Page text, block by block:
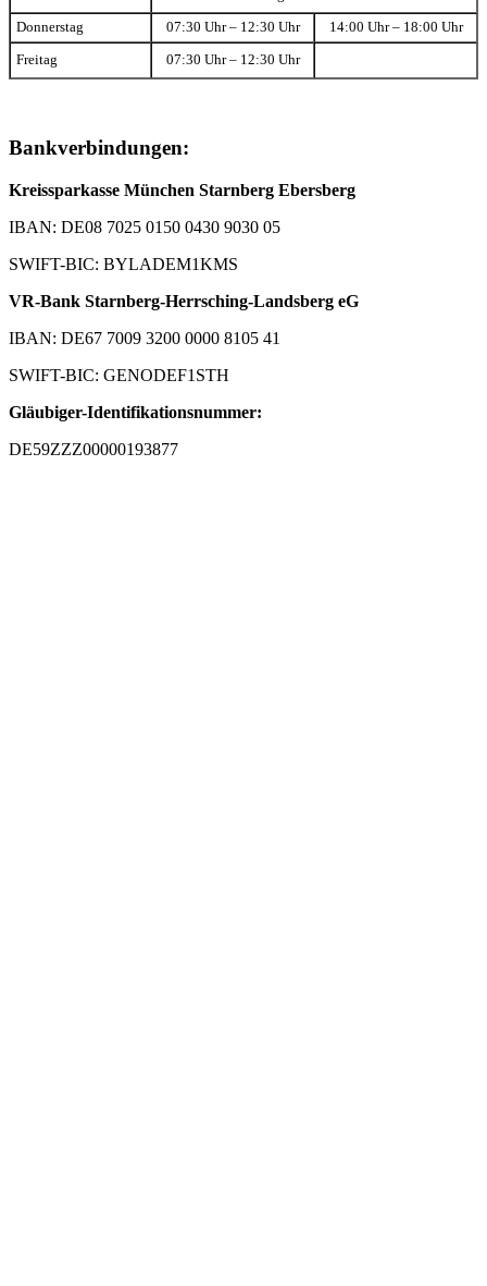
Donnerstag 07:30 Uhr – 12:30 Uhr 14:00 Uhr – 18:00 Uhr
Freitag 07:30 Uhr – 12:30 Uhr
Bankverbindungen:
Kreissparkasse München Starnberg Ebersberg
IBAN: DE08 7025 0150 0430 9030 05
SWIFT-BIC: BYLADEM1KMS
VR-Bank Starnberg-Herrsching-Landsberg eG
IBAN: DE67 7009 3200 0000 8105 41
SWIFT-BIC: GENODEF1STH
Gläubiger-Identifikationsnummer:
DE59ZZZ00000193877